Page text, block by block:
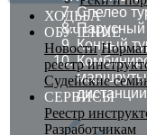
ХОДЬБА
ОБУЧЕНИЕ
Новости
реестр
Судейские
СЕРВИСЫ
Реестр
Разработчикам
Спелео
Парусный
Конный
маршруты